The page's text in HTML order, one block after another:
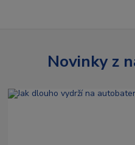
Novinky z